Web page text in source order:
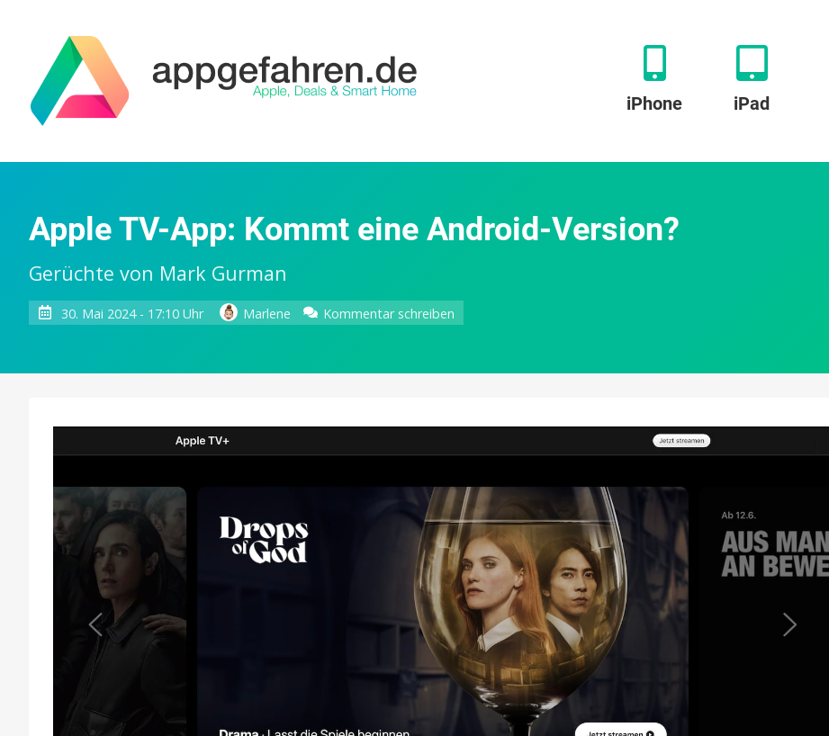
iPhone iPad
Apple TV-App: Kommt eine Android-Version?
Gerüchte von Mark Gurman
30. Mai 2024 - 17:10 Uhr Marlene Kommentar schreiben
App:
Android-